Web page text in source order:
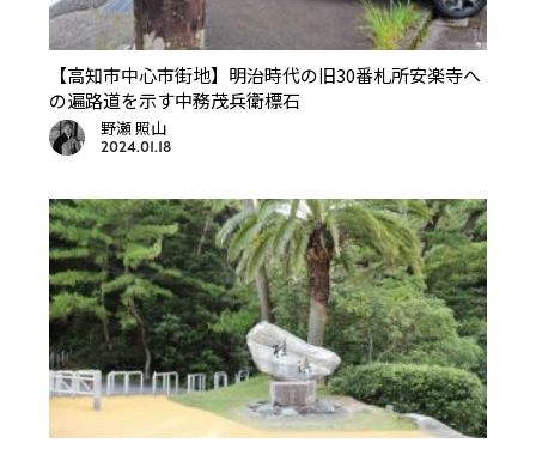
【高知市中心市街地】明治時代の旧30番札所安楽寺へ
の遍路道を示す中務茂兵衛標石
野瀬 照山
2024.01.18